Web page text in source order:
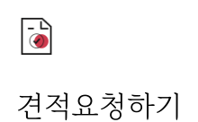
견적요청하기